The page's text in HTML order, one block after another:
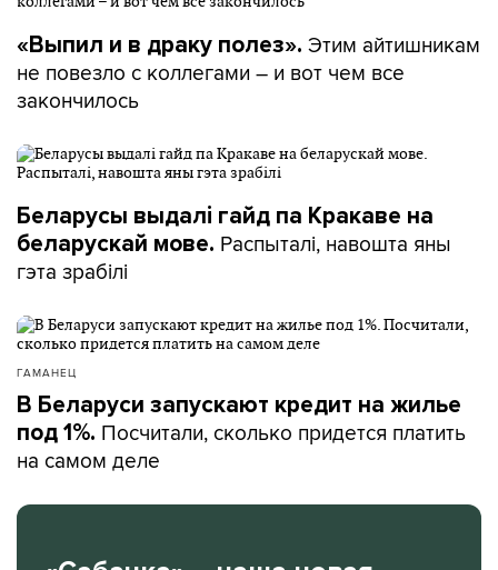
«Выпил и в драку полез». Этим айтишникам
не повезло с коллегами – и вот чем все
закончилось
Беларусы выдалі гайд па Кракаве на
беларускай мове. Распыталі, навошта яны
гэта зрабілі
ГАМАНЕЦ
В Беларуси запускают кредит на жилье
под 1%. Посчитали, сколько придется платить
на самом деле